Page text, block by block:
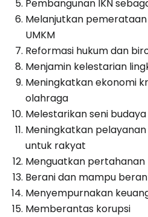
Pembangunan IKN
Melanjutkan
UMKM
Reformasi hukum dan
Menjamin kelestarian
Meningkatkan ekonomi
olahraga
Melestarikan seni budaya
Meningkatkan
untuk rakyat
Menguatkan pertahanan
Berani dan mampu
Menyempurnakan
Memberantas korupsi